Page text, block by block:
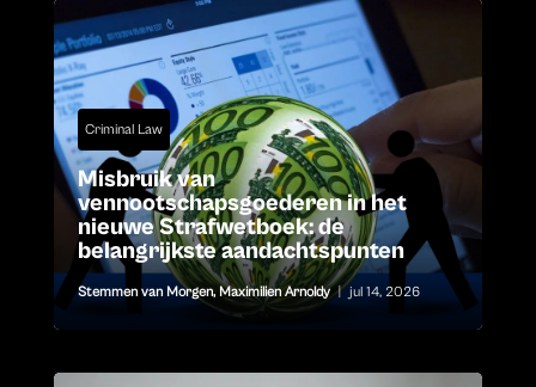
Criminal Law
Misbruik van
vennootschapsgoederen in het
nieuwe Strafwetboek: de
belangrijkste aandachtspunten
Stemmen van Morgen, Maximilien Arnoldy | jul 14, 2026